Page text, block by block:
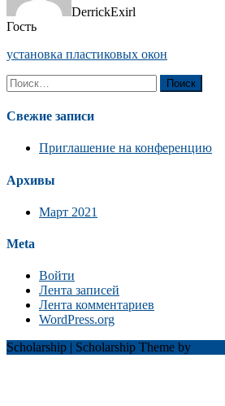
DerrickExirl
Гость
установка пластиковых окон
Найти:
Свежие записи
Приглашение на конференцию
Архивы
Март 2021
Meta
Войти
Лента записей
Лента комментариев
WordPress.org
Scholarship
Scholarship Theme by